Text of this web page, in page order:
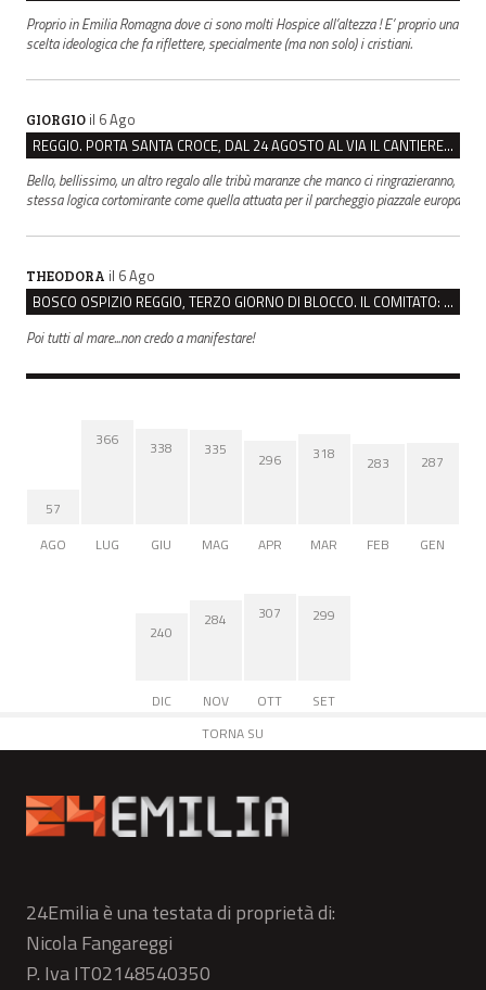
Proprio in Emilia Romagna dove ci sono molti Hospice all’altezza ! E’ proprio una
scelta ideologica che fa riflettere, specialmente (ma non solo) i cristiani.
GIORGIO il 6 Ago
REGGIO. PORTA SANTA CROCE, DAL 24 AGOSTO AL VIA IL CANTIERE PER IL NUOVO COLLETTORE FOGNARIO
Bello, bellissimo, un altro regalo alle tribù maranze che manco ci ringrazieranno,
stessa logica cortomirante come quella attuata per il parcheggio piazzale europa
THEODORA il 6 Ago
BOSCO OSPIZIO REGGIO, TERZO GIORNO DI BLOCCO. IL COMITATO: “PRESIDIO FINO A VENERDÌ”
Poi tutti al mare...non credo a manifestare!
57
AGO
366
LUG
338
GIU
335
MAG
296
APR
318
MAR
283
FEB
287
GEN
240
DIC
284
NOV
307
OTT
299
SET
TORNA SU
24Emilia è una testata di proprietà di:
Nicola Fangareggi
P. Iva IT02148540350